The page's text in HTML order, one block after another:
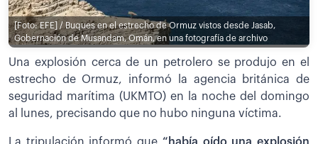
[Foto: EFE] / Buques en el estrecho de Ormuz vistos desde Jasab,
Gobernación de Musandam, Omán, en una fotografía de archivo
Una explosión cerca de un petrolero se produjo en el
estrecho de Ormuz, informó la agencia británica de
seguridad marítima (UKMTO) en la noche del domingo
al lunes, precisando que no hubo ninguna víctima.